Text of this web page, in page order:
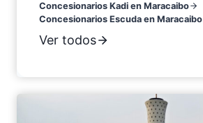
Concesionarios Kadi en Maracaibo
Concesionarios Escuda en Maracaibo
Ver todos